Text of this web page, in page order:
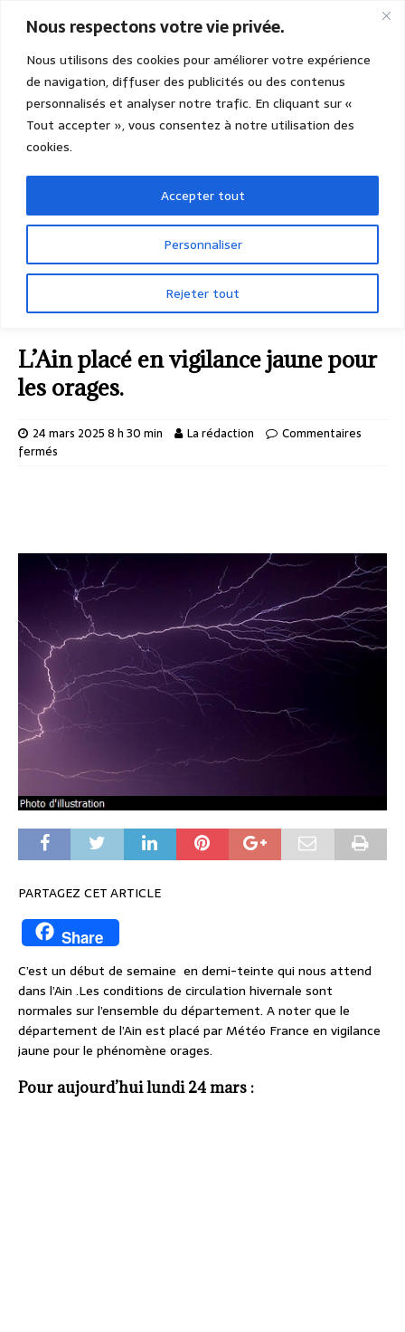
Nous respectons votre vie privée.
Nous utilisons des cookies pour améliorer votre expérience
de navigation, diffuser des publicités ou des contenus
personnalisés et analyser notre trafic. En cliquant sur «
Tout accepter », vous consentez à notre utilisation des
cookies.
Personnaliser
Rejeter tout
Accepter tout
ACTUALITÉS AIN
vigilance jaune pour les orages.
L’Ain placé en vigilance jaune pour
les orages.
24 mars 2025 8 h 30 min La rédaction
Commentaires
fermés
PARTAGEZ CET ARTICLE
Share
C’est un début de semaine en demi-teinte qui nous attend
dans l’Ain .Les conditions de circulation hivernale sont
normales sur l’ensemble du département. A noter que le
département de l’Ain est placé par Météo France en vigilance
jaune pour le phénomène orages.
Pour aujourd’hui lundi 24 mars :